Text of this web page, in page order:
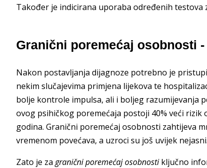
Također je indicirana uporaba određenih
Granični poremećaj osobnosti
Nakon postavljanja dijagnoze potrebno je
nekim slučajevima primjena lijekova te
bolje kontrole impulsa, ali i boljeg razumijevanja
ovog psihičkog poremećaja postoji 40% veći
godina. Granični poremećaj osobnosti zahtijeva
vremenom povećava, a uzroci su još uvijek nejasni.
Zato je za granični poremećaj osobnostiključno